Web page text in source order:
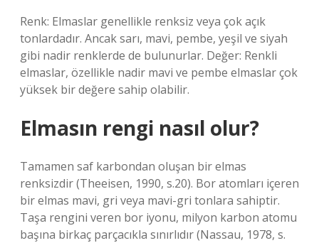
Renk: Elmaslar genellikle renksiz veya çok açık
tonlardadır. Ancak sarı, mavi, pembe, yeşil ve siyah
gibi nadir renklerde de bulunurlar. Değer: Renkli
elmaslar, özellikle nadir mavi ve pembe elmaslar çok
yüksek bir değere sahip olabilir.
Elmasın rengi nasıl olur?
Tamamen saf karbondan oluşan bir elmas
renksizdir (Theeisen, 1990, s.20). Bor atomları içeren
bir elmas mavi, gri veya mavi-gri tonlara sahiptir.
Taşa rengini veren bor iyonu, milyon karbon atomu
başına birkaç parçacıkla sınırlıdır (Nassau, 1978, s.